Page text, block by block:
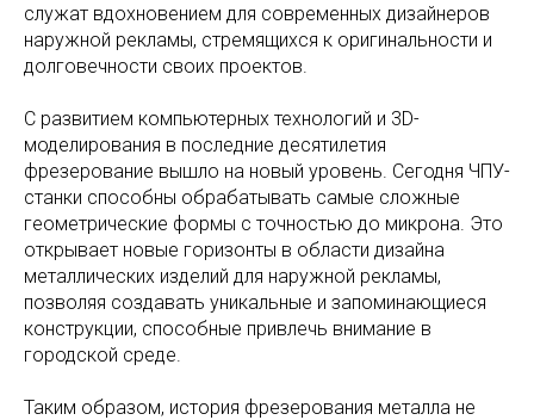
служат вдохновением для современных дизайнеров
наружной рекламы, стремящихся к оригинальности и
долговечности своих проектов.
С развитием компьютерных технологий и 3D-
моделирования в последние десятилетия
фрезерование вышло на новый уровень. Сегодня ЧПУ-
станки способны обрабатывать самые сложные
геометрические формы с точностью до микрона. Это
открывает новые горизонты в области дизайна
металлических изделий для наружной рекламы,
позволяя создавать уникальные и запоминающиеся
конструкции, способные привлечь внимание в
городской среде.
Таким образом, история фрезерования металла не